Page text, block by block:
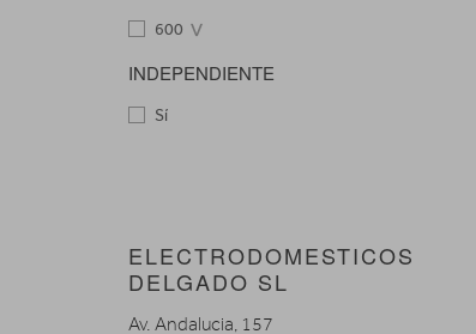
600
INDEPENDIENTE
Sí
ELECTRODOMESTICOS
DELGADO SL
Av. Andalucia, 157